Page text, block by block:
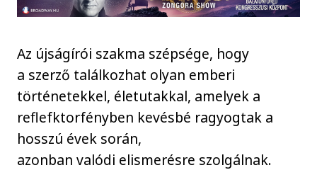
Az újságírói szakma szépsége, hogy
a szerző találkozhat olyan emberi
történetekkel, életutakkal, amelyek a
reflefktorfényben kevésbé ragyogtak a
hosszú évek során,
azonban valódi elismerésre szolgálnak.